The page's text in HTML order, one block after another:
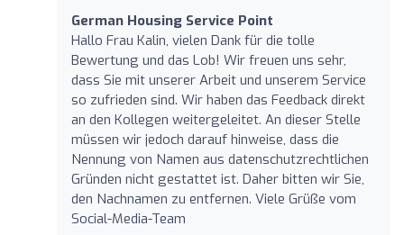
German Housing Service Point
Hallo Frau Kalin, vielen Dank für die tolle
Bewertung und das Lob! Wir freuen uns sehr,
dass Sie mit unserer Arbeit und unserem Service
so zufrieden sind. Wir haben das Feedback direkt
an den Kollegen weitergeleitet. An dieser Stelle
müssen wir jedoch darauf hinweise, dass die
Nennung von Namen aus datenschutzrechtlichen
Gründen nicht gestattet ist. Daher bitten wir Sie,
den Nachnamen zu entfernen. Viele Grüße vom
Social-Media-Team